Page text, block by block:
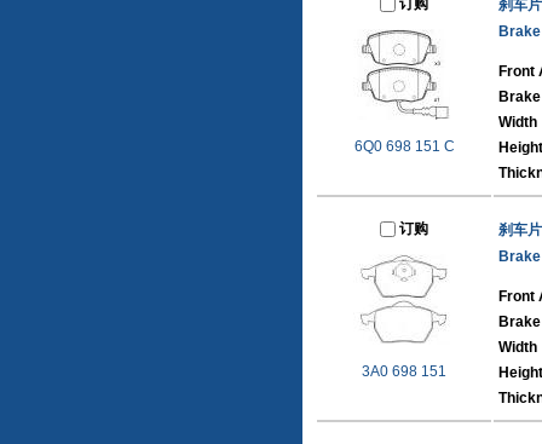
订购
6Q0 698 151 C
刹车片
Front
Width
Height
订购
3A0 698 151
刹车片
Front
Width
Height